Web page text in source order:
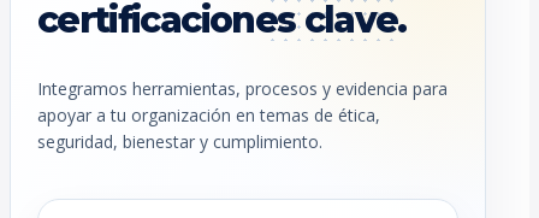
certificaciones clave.
Integramos herramientas, procesos y evidencia para
apoyar a tu organización en temas de ética,
seguridad, bienestar y cumplimiento.